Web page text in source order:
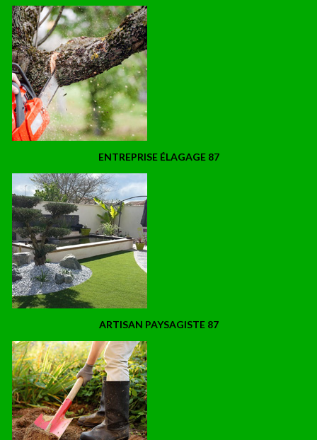
ENTREPRISE ÉLAGAGE 87
ARTISAN PAYSAGISTE 87